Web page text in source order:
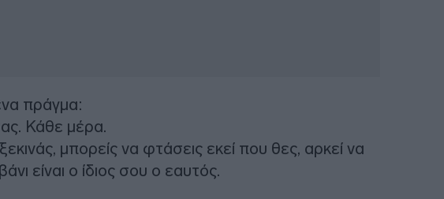
πράγμα:
Κάθε μέρα.
μπορείς να φτάσεις εκεί που θες, αρκεί να
είναι ο ίδιος σου ο εαυτός.